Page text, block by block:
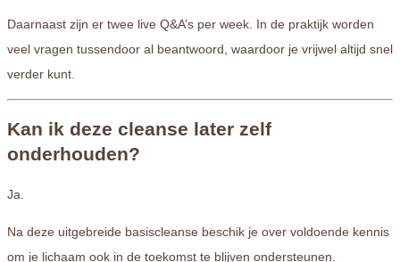
Daarnaast zijn er twee live Q&A’s per week. In de praktijk worden
veel vragen tussendoor al beantwoord, waardoor je vrijwel altijd snel
verder kunt.
Kan ik deze cleanse later zelf
onderhouden?
Ja.
Na deze uitgebreide basiscleanse beschik je over voldoende kennis
om je lichaam ook in de toekomst te blijven ondersteunen.